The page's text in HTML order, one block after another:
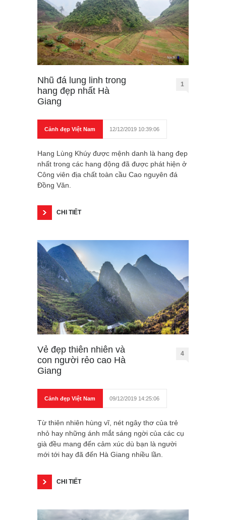
Nhũ đá lung linh trong
hang đẹp nhất Hà
Giang
1
Cảnh đẹp Việt Nam 12/12/2019 10:39:06
Hang Lùng Khúy được mệnh danh là hang đẹp
nhất trong các hang động đã được phát hiện ở
Công viên địa chất toàn cầu Cao nguyên đá
Đồng Văn.
CHI TIẾT
Vẻ đẹp thiên nhiên và
con người rẻo cao Hà
Giang
4
Cảnh đẹp Việt Nam 09/12/2019 14:25:06
Từ thiên nhiên hùng vĩ, nét ngây thơ của trẻ
nhỏ hay những ánh mắt sáng ngời của các cụ
già đều mang đến cảm xúc dù bạn là người
mới tới hay đã đến Hà Giang nhiều lần.
CHI TIẾT